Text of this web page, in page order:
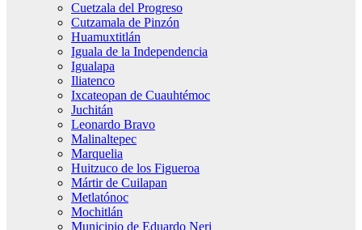
Cuetzala del Progreso
Cutzamala de Pinzón
Huamuxtitlán
Iguala de la Independencia
Igualapa
Iliatenco
Ixcateopan de Cuauhtémoc
Juchitán
Leonardo Bravo
Malinaltepec
Marquelia
Huitzuco de los Figueroa
Mártir de Cuilapan
Metlatónoc
Mochitlán
Municipio de Eduardo Neri